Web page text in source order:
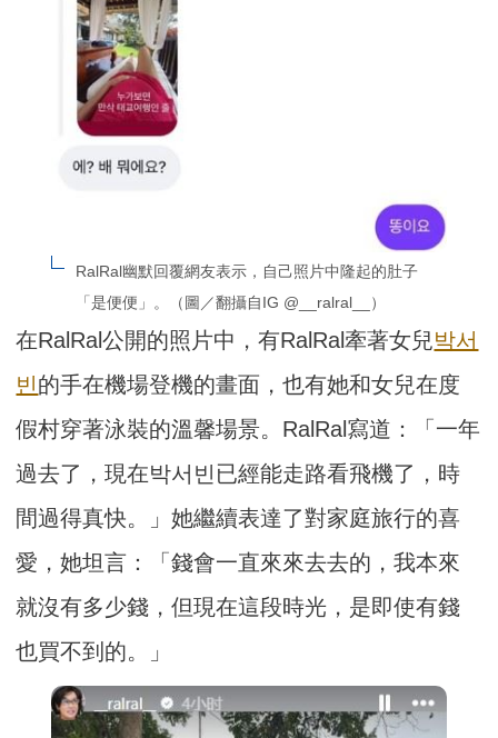
RalRal幽默回覆網友表示，自己照片中隆起的肚子
「是便便」。（圖／翻攝自IG @__ralral__）
在RalRal公開的照片中，有RalRal牽著女兒박서
빈的手在機場登機的畫面，也有她和女兒在度
假村穿著泳裝的溫馨場景。RalRal寫道：「一年
過去了，現在박서빈已經能走路看飛機了，時
間過得真快。」她繼續表達了對家庭旅行的喜
愛，她坦言：「錢會一直來來去去的，我本來
就沒有多少錢，但現在這段時光，是即使有錢
也買不到的。」